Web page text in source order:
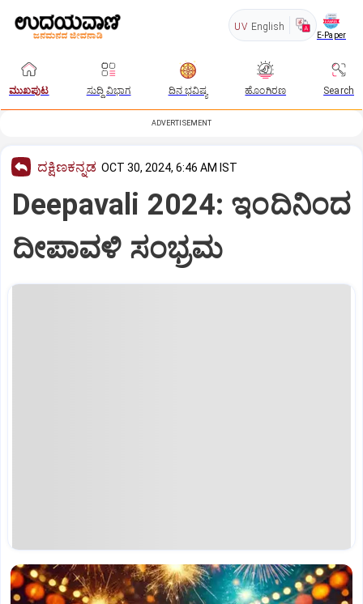
UV English
E-Paper
ಮುಖಪುಟ ಸುದ್ದಿ ವಿಭಾಗ ದಿನ ಭವಿಷ್ಯ ಹೊಂಗಿರಣ Search
ADVERTISEMENT
ದಕ್ಷಿಣಕನ್ನಡ OCT 30, 2024, 6:46 AM IST
Deepavali 2024: ಇಂದಿನಿಂದ
ದೀಪಾವಳಿ ಸಂಭ್ರಮ